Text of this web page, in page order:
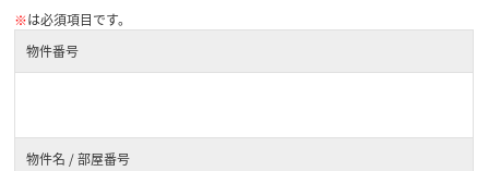
※は必須項目です。
物件番号
物件名 / 部屋番号